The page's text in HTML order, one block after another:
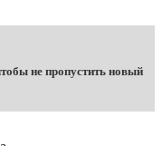
не пропустить новый